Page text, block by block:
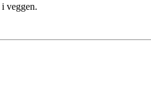
veggen.